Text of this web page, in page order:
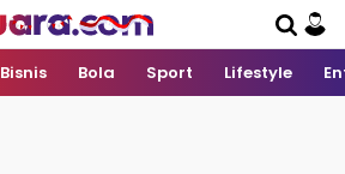
Bisnis Bola Sport Lifestyle